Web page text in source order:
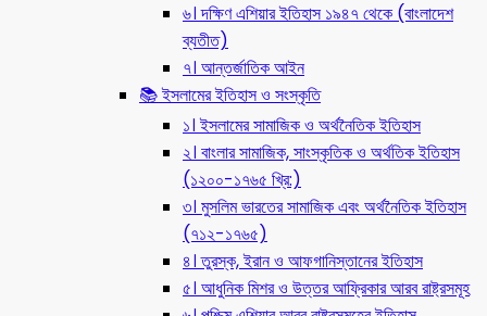
৬। দক্ষিণ এশিয়ার ইতিহাস ১৯৪৭ থেকে (বাংলাদেশ
ব্যতীত)
৭। আন্তর্জাতিক আইন
📚 ইসলামের ইতিহাস ও সংস্কৃতি
১। ইসলামের সামাজিক ও অর্থনৈতিক ইতিহাস
২। বাংলার সামাজিক, সাংস্কৃতিক ও অর্থতিক ইতিহাস
(১২০০-১৭৬৫ খ্রি:)
৩। মুসলিম ভারতের সামাজিক এবং অর্থনৈতিক ইতিহাস
(৭১২-১৭৬৫)
৪। তুরস্ক, ইরান ও আফগানিস্তানের ইতিহাস
৫। আধুনিক মিশর ও উত্তর আফ্রিকার আরব রাষ্ট্রসমূহ